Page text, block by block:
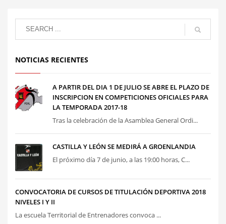
NOTICIAS RECIENTES
A PARTIR DEL DIA 1 DE JULIO SE ABRE EL PLAZO DE
INSCRIPCION EN COMPETICIONES OFICIALES PARA
LA TEMPORADA 2017-18
Tras la celebración de la Asamblea General Ordi...
CASTILLA Y LEÓN SE MEDIRÁ A GROENLANDIA
El próximo día 7 de junio, a las 19:00 horas, C...
CONVOCATORIA DE CURSOS DE TITULACIÓN DEPORTIVA 2018
NIVELES I Y II
La escuela Territorial de Entrenadores convoca ...